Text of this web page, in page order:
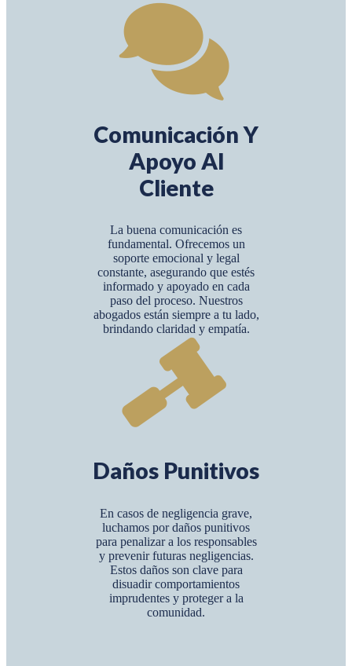
Comunicación Y
Apoyo Al
Cliente
La buena comunicación es
fundamental. Ofrecemos un
soporte emocional y legal
constante, asegurando que estés
informado y apoyado en cada
paso del proceso. Nuestros
abogados están siempre a tu lado,
brindando claridad y empatía.
Daños Punitivos
En casos de negligencia grave,
luchamos por daños punitivos
para penalizar a los responsables
y prevenir futuras negligencias.
Estos daños son clave para
disuadir comportamientos
imprudentes y proteger a la
comunidad.